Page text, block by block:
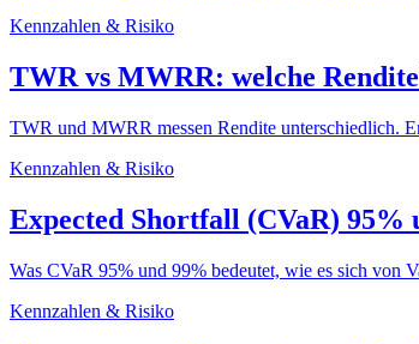
Kennzahlen & Risiko
TWR vs MWRR: welche
TWR und MWRR messen Rendite unterschiedlich.
Kennzahlen & Risiko
Expected Shortfall (CVaR)
Was CVaR 95% und 99% bedeutet, wie es sich von
Kennzahlen & Risiko